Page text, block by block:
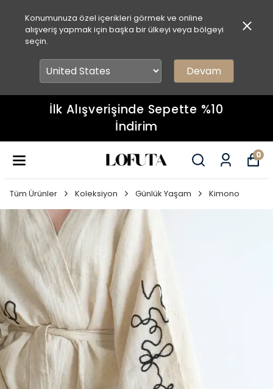
Konumunuza özel içerikleri görmek ve online
alışveriş yapmak için başka bir ülkeyi veya bölgeyi
seçin.
Devam
İlk Alışverişinde Sepette %10
İndirim
0
Tüm Ürünler Koleksiyon Günlük Yaşam Kimono